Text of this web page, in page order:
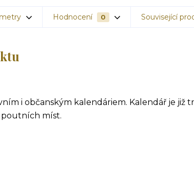
Hodnocení 0 Související
i občanským kalendáriem. Kalendář je již
míst.